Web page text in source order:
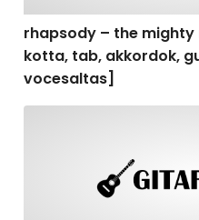
rhapsody – the
kotta, tab, akkordok,
vocesaltas]